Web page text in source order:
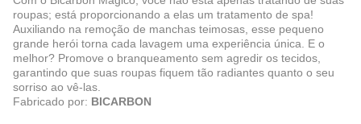
roupas; está proporcionando a elas um tratamento de spa!
Auxiliando na remoção de manchas teimosas, esse pequeno
grande herói torna cada lavagem uma experiência única. E o
melhor? Promove o branqueamento sem agredir os tecidos,
garantindo que suas roupas fiquem tão radiantes quanto o seu
sorriso ao vê-las.
Fabricado por: BICARBON